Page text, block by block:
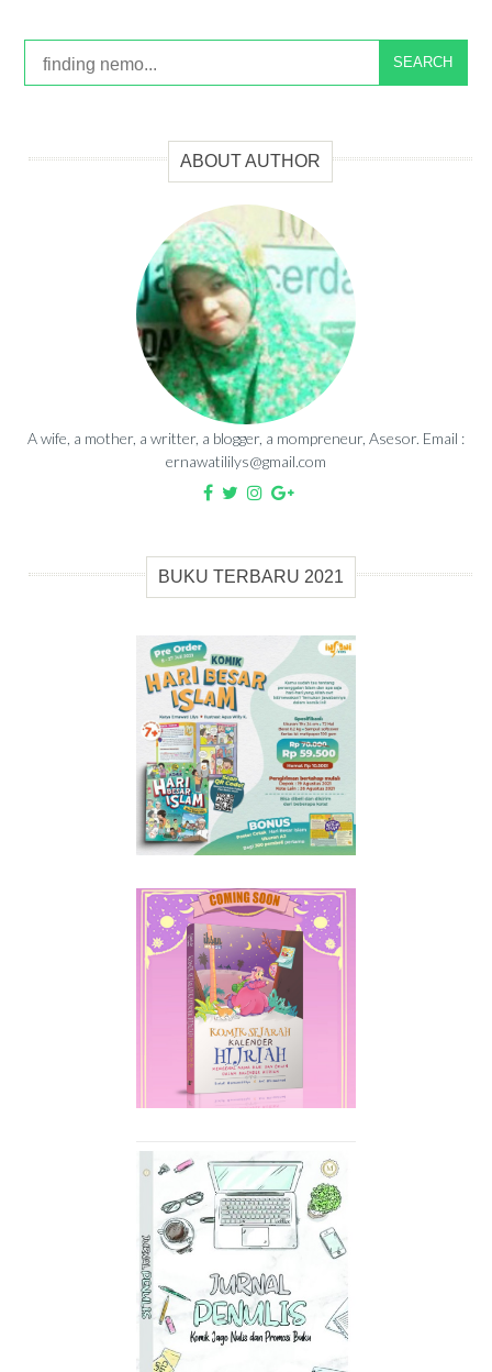
SEARCH
ABOUT AUTHOR
A wife, a mother, a writter, a blogger, a mompreneur, Asesor. Email :
ernawatililys@gmail.com
BUKU TERBARU 2021